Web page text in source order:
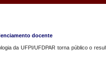
docente
da UFPI/UFDPAR torna público o